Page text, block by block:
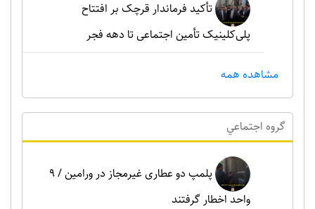
تأکید فرماندار قرچک بر افتتاح
پلی‌کلینیک تأمین اجتماعی تا دهه فجر
مشاهده همه
گروه اجتماعي
پلمپ دو عطاری غیرمجاز در ورامین / ۹
واحد اخطار گرفتند